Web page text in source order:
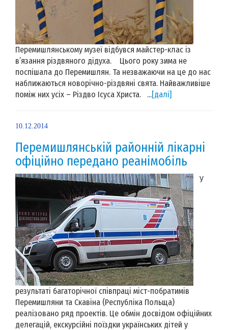
Перемишлянському музеї відбувся майстер-клас із
в’язання різдвяного дідуха. Цього року зима не
поспішала до Перемишлян. Та незважаючи на це до нас
наближаються новорічно-різдвяні свята. Найважливіше
поміж них усіх – Різдво Ісуса Христа. ...[далі]
10.12.2014
Перемишлянській районній лікарні
офіційно передано реанімобіль
У
результаті багаторічної співпраці міст-побратимів
Перемишляни та Скавіна (Республіка Польща)
реалізовано ряд проектів. Це обмін досвідом офіційних
делегацій, екскурсійні поїздки українських дітей у